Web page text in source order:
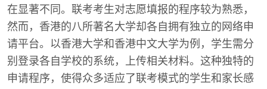
在显著不同。联考考生对志愿填报的程序较为熟悉，
然而，香港的八所著名大学却各自拥有独立的网络申
请平台。以香港大学和香港中文大学为例，学生需分
别登录各自学校的系统，上传相关材料。这种独特的
申请程序，使得众多适应了联考模式的学生和家长感